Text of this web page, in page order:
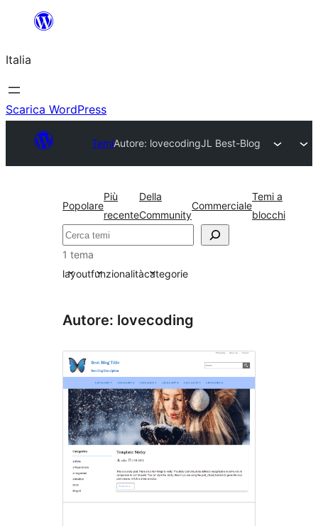
contenuto
Italia
Scarica WordPress
TemiAutore: lovecodingJL Best-Blog
Popolare
Più
recente
Della
Community
Commerciale
Temi a
blocchi
Cerca
1 tema
layoutfunzionalitàcategorie
Autore: lovecoding